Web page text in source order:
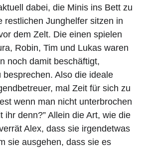
dabei, die Minis ins Bett zu
restlichen Junghelfer sitzen in
dem Zelt. Die einen spielen
Robin, Tim und Lukas waren
noch damit beschäftigt,
besprechen. Also die ideale
mal Zeit für sich zu
wenn man nicht unterbrochen
ihr denn?” Allein die Art, wie die
Alex, dass sie irgendetwas
sie ausgehen, dass sie es